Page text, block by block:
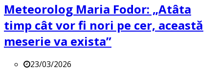
Meteorolog Maria Fodor: „Atâta
timp cât vor fi nori pe cer, această
meserie va exista”
23/03/2026